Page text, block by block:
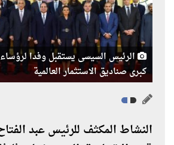
الرئيس السيسى يستقبل وفدا
كبرى صناديق الاستثمار العالمية
النشاط المكثف للرئيس عبد